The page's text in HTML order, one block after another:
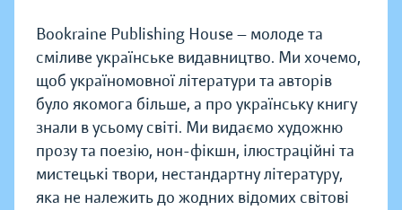
Bookraine Publishing House — молоде та
сміливе українське видавництво. Ми хочемо,
щоб україномовної літератури та авторів
було якомога більше, а про українську книгу
знали в усьому світі. Ми видаємо художню
прозу та поезію, нон-фікшн, ілюстраційні та
мистецькі твори, нестандартну літературу,
яка не належить до жодних відомих світові